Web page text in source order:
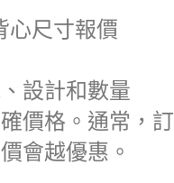
心尺寸報價
設計和數量
價格。通常，訂
會越優惠。